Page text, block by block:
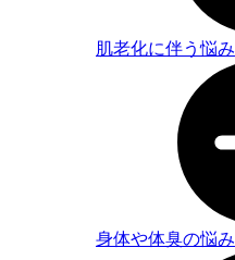
肌老化に伴う悩み
身体や体臭の悩み